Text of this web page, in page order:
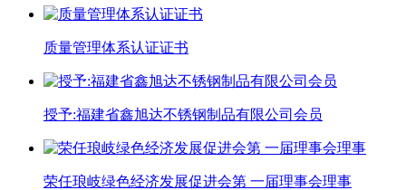
质量管理体系认证证书
授予:福建省鑫旭达不锈钢制品有限公司会员
荣任琅岐绿色经济发展促进会第 一届理事会理事